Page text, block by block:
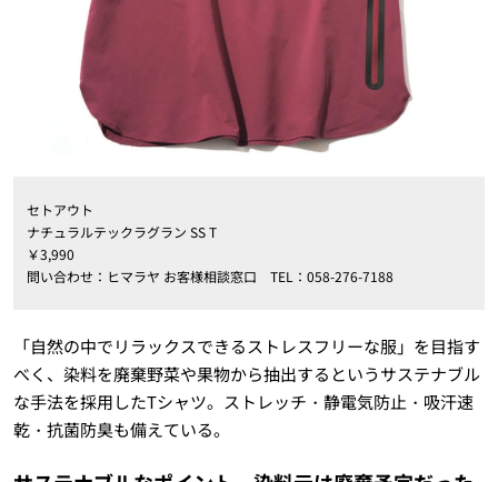
セトアウト
ナチュラルテックラグラン SS T
￥3,990
問い合わせ：ヒマラヤ お客様相談窓口 TEL：058-276-7188
「自然の中でリラックスできるストレスフリーな服」を目指す
べく、染料を廃棄野菜や果物から抽出するというサステナブル
な手法を採用したTシャツ。ストレッチ・静電気防止・吸汗速
乾・抗菌防臭も備えている。